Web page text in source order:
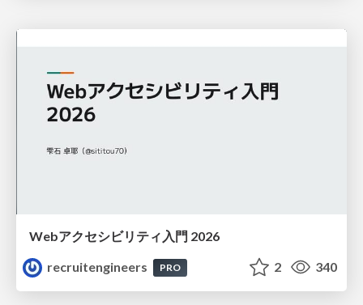
Webアクセシビリティ入門 2026
recruitengineers
PRO 2 340